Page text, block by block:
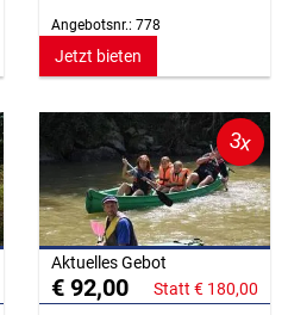
Angebotsnr.: 778
Jetzt bieten
3x
Aktuelles Gebot
€ 92,00 Statt € 180,00